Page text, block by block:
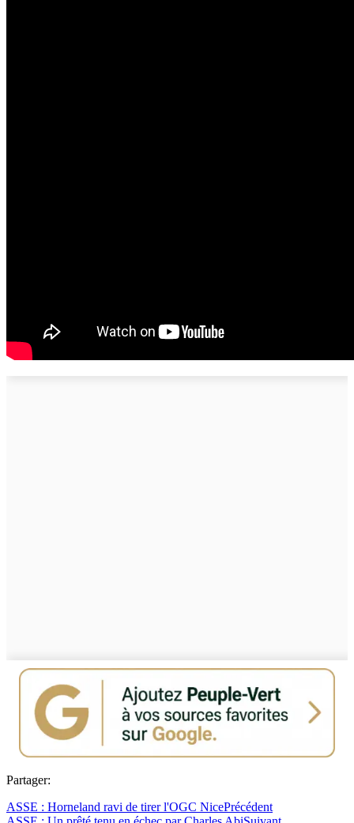
Partager:
ASSE : Horneland ravi de tirer l'OGC NicePrécédent